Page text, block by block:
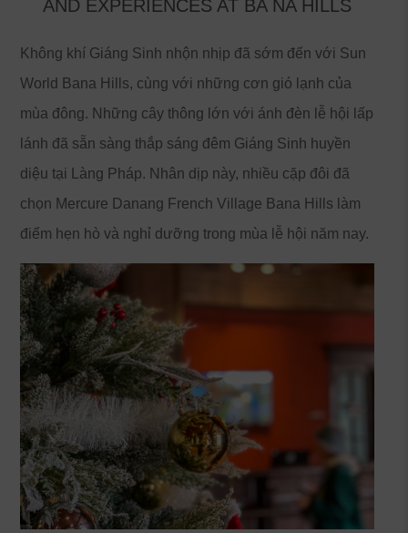
AND EXPERIENCES AT BA NA HILLS
Không khí Giáng Sinh nhộn nhịp đã sớm đến với Sun
World Bana Hills, cùng với những cơn gió lạnh của
mùa đông. Những cây thông lớn với ánh đèn lễ hội lấp
lánh đã sẵn sàng thắp sáng đêm Giáng Sinh huyền
diệu tại Làng Pháp. Nhân dịp này, nhiều cặp đôi đã
chọn Mercure Danang French Village Bana Hills làm
điểm hẹn hò và nghỉ dưỡng trong mùa lễ hội năm nay.